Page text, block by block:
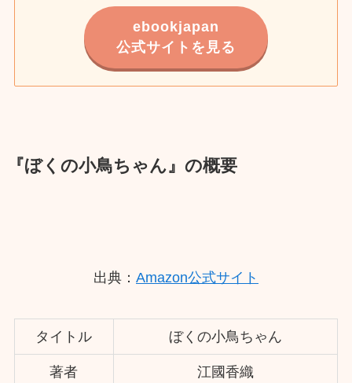
ebookjapan
公式サイトを見る
『ぼくの小鳥ちゃん』の概要
出典： Amazon公式サイト
タイトル ぼくの小鳥ちゃん
著者 江國香織